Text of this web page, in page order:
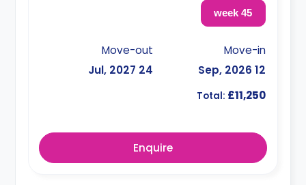
45 week
Move-in
12 Sep, 2026
Move-out
24 Jul, 2027
Total: £11,250
Enquire